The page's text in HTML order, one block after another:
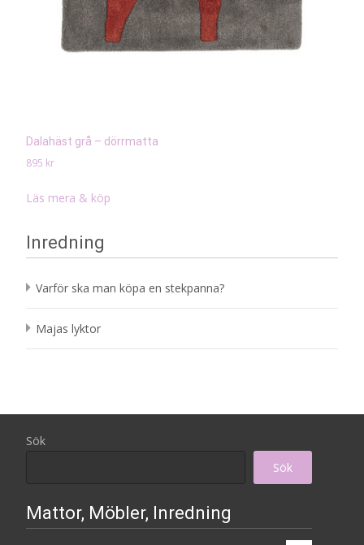
Dalahäst grå – dörrmatta
895 kr
Läs mera & köp
Inredning
Varför ska man köpa en stekpanna?
Majas lyktor
Sök
Sök
Mattor, Möbler, Inredning